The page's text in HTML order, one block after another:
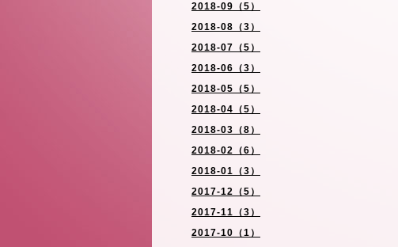
2018-09（5）
2018-08（3）
2018-07（5）
2018-06（3）
2018-05（5）
2018-04（5）
2018-03（8）
2018-02（6）
2018-01（3）
2017-12（5）
2017-11（3）
2017-10（1）